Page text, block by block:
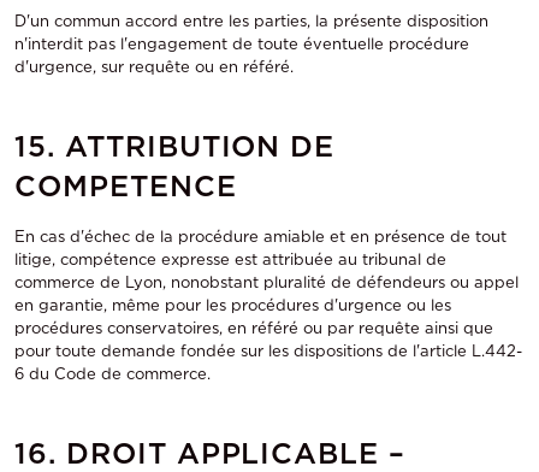
D'un commun accord entre les parties, la présente disposition
n'interdit pas l'engagement de toute éventuelle procédure
d'urgence, sur requête ou en référé.
15. ATTRIBUTION DE
COMPETENCE
En cas d'échec de la procédure amiable et en présence de tout
litige, compétence expresse est attribuée au tribunal de
commerce de Lyon, nonobstant pluralité de défendeurs ou appel
en garantie, même pour les procédures d'urgence ou les
procédures conservatoires, en référé ou par requête ainsi que
pour toute demande fondée sur les dispositions de l'article L.442-
6 du Code de commerce.
16. DROIT APPLICABLE –